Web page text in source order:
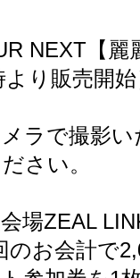
NEXT【麗
り販売開
ラで撮影い
さい。
場ZEAL
のお会計で